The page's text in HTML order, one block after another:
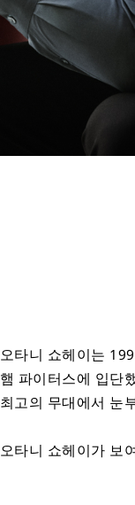
오타니 쇼헤이는
햄 파이터스에 입단
최고의 무대에서 눈
오타니 쇼헤이가 보